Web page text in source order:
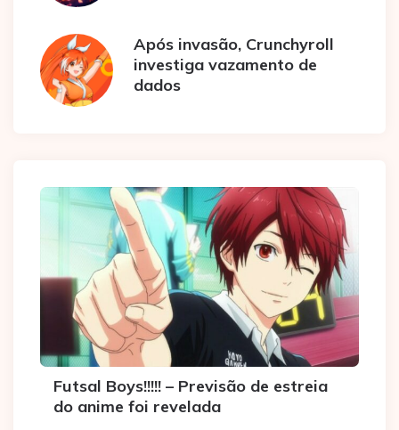
Após invasão, Crunchyroll
investiga vazamento de
dados
Futsal Boys!!!!! – Previsão de estreia
do anime foi revelada